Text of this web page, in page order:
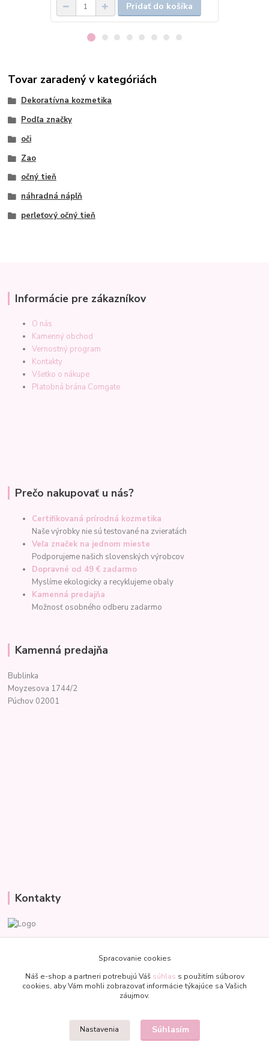
Pridať do košíka
Tovar zaradený v kategóriách
Dekoratívna kozmetika
Podľa značky
oči
Zao
očný tieň
náhradná náplň
perleťový očný tieň
Informácie pre zákazníkov
O nás
Kamenný obchod
Vernostný program
Kontakty
Všetko o nákupe
Platobná brána Comgate
Prečo nakupovať u nás?
Certifikovaná prírodná kozmetika
Naše výrobky nie sú testované na zvieratách
Veľa značek na jednom mieste
Podporujeme našich slovenských výrobcov
Dopravné od 49 € zadarmo
Myslíme ekologicky a recyklujeme obaly
Kamenná predajňa
Možnosť osobného odberu zadarmo
Kamenná predajňa
Bublinka
Moyzesova 1744/2
Púchov 02001
Kontakty
+421 907 977 470
bublinkapu@gmail.com
Spracovanie cookies
Náš e-shop a partneri potrebujú Váš súhlas s použitím súborov
cookies, aby Vám mohli zobrazovať informácie týkajúce sa Vašich
záujmov.
Nastavenia Súhlasím